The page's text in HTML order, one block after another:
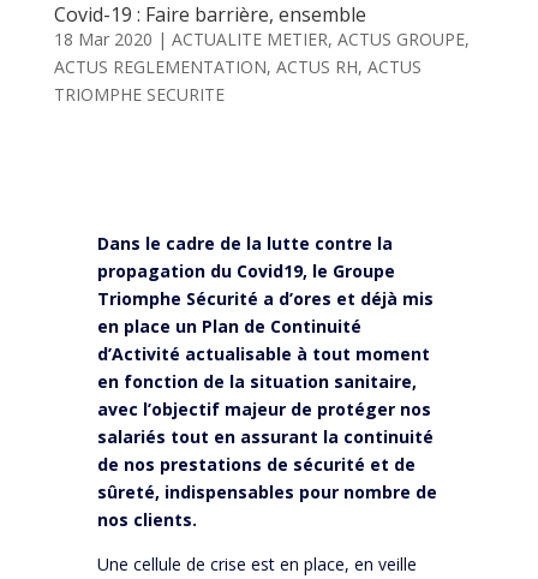
Covid-19 : Faire barrière, ensemble
18 Mar 2020 | ACTUALITE METIER, ACTUS GROUPE,
ACTUS REGLEMENTATION, ACTUS RH, ACTUS
TRIOMPHE SECURITE
Dans le cadre de la lutte contre la
propagation du Covid19, le Groupe
Triomphe Sécurité a d’ores et déjà mis
en place un Plan de Continuité
d’Activité actualisable à tout moment
en fonction de la situation sanitaire,
avec l’objectif majeur de protéger nos
salariés tout en assurant la continuité
de nos prestations de sécurité et de
sûreté, indispensables pour nombre de
nos clients.
Une cellule de crise est en place, en veille